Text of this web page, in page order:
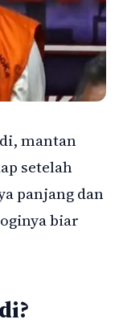
mantan
setelah
panjang dan
biar